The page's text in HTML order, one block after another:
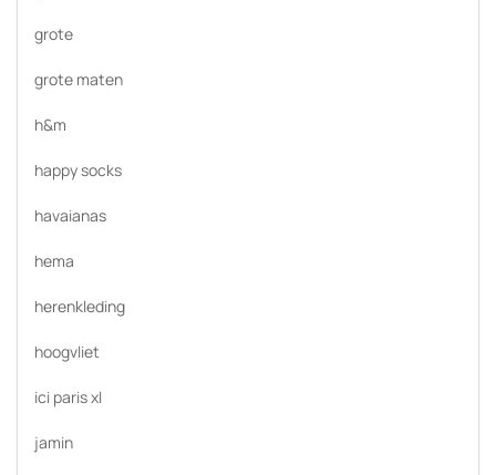
grote
grote maten
h&m
happy socks
havaianas
hema
herenkleding
hoogvliet
ici paris xl
jamin